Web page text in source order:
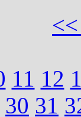
11 12
30 31